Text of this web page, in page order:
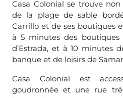
Casa Colonial se trouve
de la plage de sable
Carrillo et de ses boutiques
à 5 minutes des
d’Estrada, et à 10 minutes
banque et de loisirs de
Casa Colonial est
goudronnée et une rue